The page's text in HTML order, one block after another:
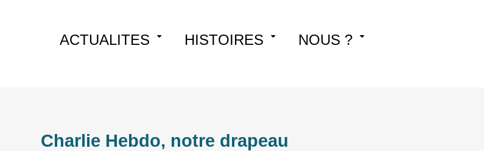
Skip
ACTUALITES HISTOIRES NOUS ?
Charlie Hebdo, notre drapeau